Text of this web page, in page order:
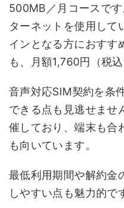
500MB／月コースで
ターネットを使用して
インとなる方におすす
も、月額1,760円（税
音声対応SIM契約を条
できる点も見逃せませ
催しており、端末も合
も向いています。
最低利用期間や解約金
しやすい点も魅力的で